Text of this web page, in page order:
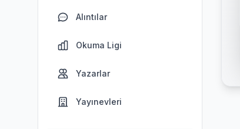
Alıntılar
Okuma Ligi
Yazarlar
Yayınevleri